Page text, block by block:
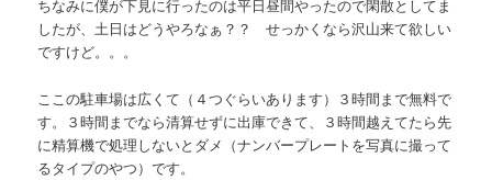
ちなみに僕が下見に行ったのは平日昼間やったので閑散としてま
したが、土日はどうやろなぁ？？ せっかくなら沢山来て欲しい
ですけど。。。
ここの駐車場は広くて（４つぐらいあります）３時間まで無料で
す。３時間までなら清算せずに出庫できて、３時間越えてたら先
に精算機で処理しないとダメ（ナンバープレートを写真に撮って
るタイプのやつ）です。